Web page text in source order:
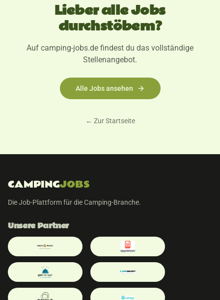
Lieber alle Jobs
durchstöbern?
Auf camping-jobs.de findest du das vollständige
Stellenangebot.
Alle Jobs ansehen
← Zur Startseite
CAMPINGJOBS
Die Job-Plattform für die Camping-Branche.
Unsere Partner